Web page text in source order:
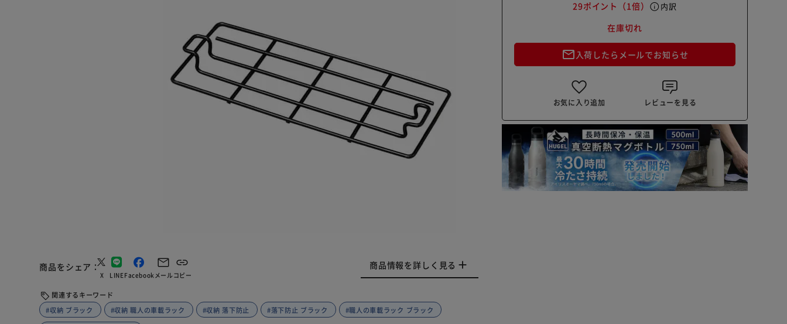
商品をシェア
X LINEFacebook メールコピー
商品情報を詳しく見る
関連するキーワード
#収納 ブラック
#収納 職人の車載ラック #収納 落下防止 #落下防止 ブラック #職人の車載ラック ブラック
29ポイント （1倍） info 内訳
在庫切れ
mail_outline 入荷したらメールでお知らせ
お気に入り追加 レビューを見る